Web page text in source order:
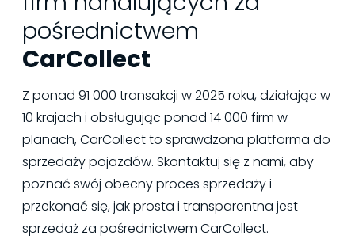
pośrednictwem
CarCollect
Z ponad 91 000 transakcji w 2025 roku, działając w
10 krajach i obsługując ponad 14 000 firm w
planach, CarCollect to sprawdzona platforma do
sprzedaży pojazdów. Skontaktuj się z nami, aby
poznać swój obecny proces sprzedaży i
przekonać się, jak prosta i transparentna jest
sprzedaż za pośrednictwem CarCollect.